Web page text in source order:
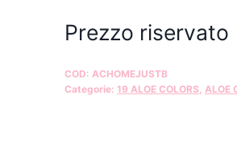
Prezzo riservato
COD: ACHOMEJUSTB
Categorie: 19 ALOE COLORS, ALOE